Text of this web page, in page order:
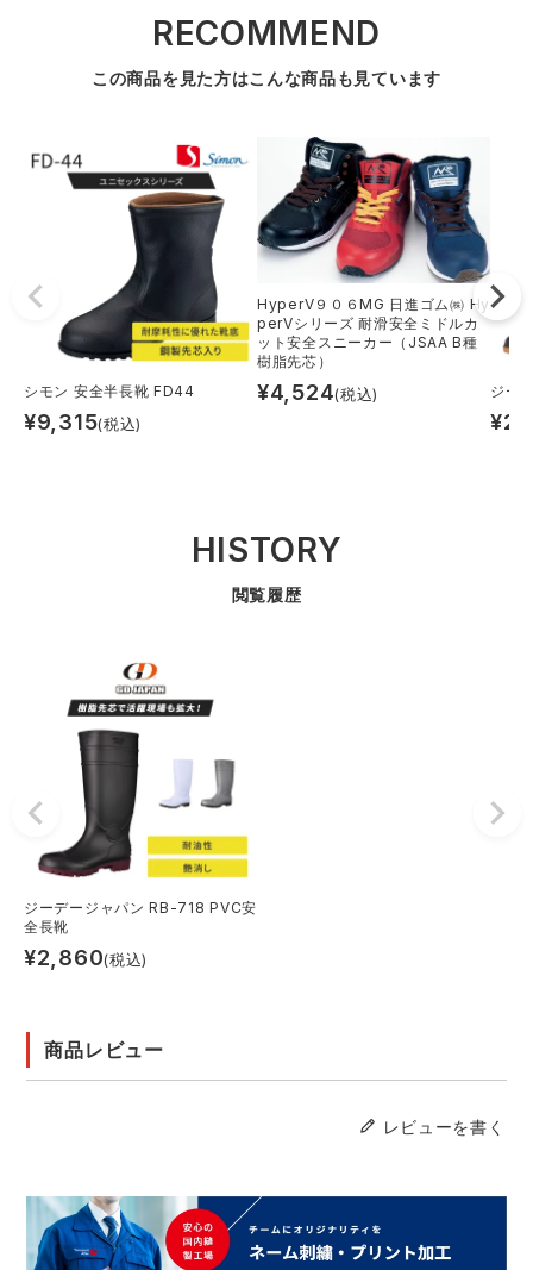
RECOMMEND
この商品を見た方はこんな商品も見ています
シモン 安全半長靴 FD44
¥9,315(税込)
HyperV９０６MG 日進ゴム㈱ Hy
perVシリーズ 耐滑安全ミドルカ
ット安全スニーカー（JSAA B種
樹脂先芯）
¥4,524(税込) ジー
¥
HISTORY
閲覧履歴
ジーデージャパン RB-718 PVC安
全長靴
¥2,860(税込)
商品レビュー
レビューを書く